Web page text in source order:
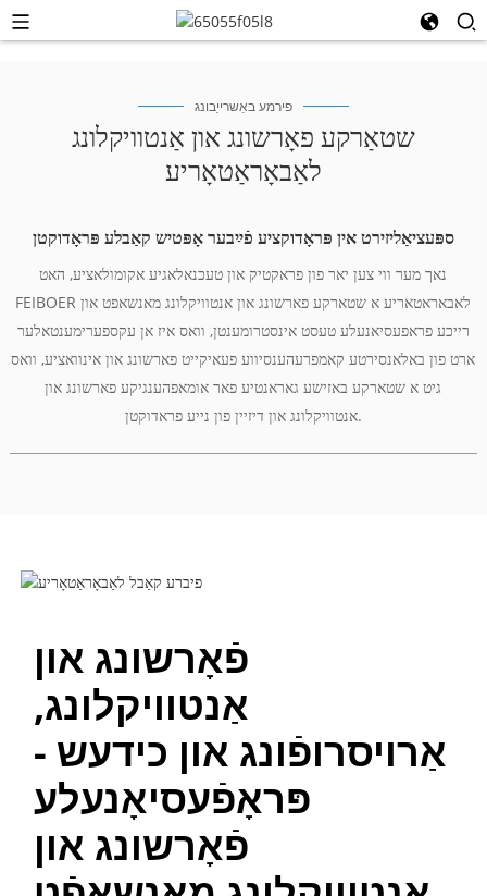
פירמע באַשרייַבונג
שטאַרקע פאָרשונג און אַנטוויקלונג
לאַבאָראַטאָריע
ספּעציאַליזירט אין פּראָדוקציע פֿײַבער אָפּטיש קאַבלע פּראָדוקטן
נאך מער ווי צען יאר פון פראקטיק און טעכנאלאגיע אקומולאציע, האט
FEIBOER לאבאראטאריע א שטארקע פארשונג און אנטוויקלונג מאנשאפט און
רייכע פראפעסיאנעלע טעסט אינסטרומענטן, וואס איז אן עקספערימענטאלער
ארט פון באלאנסירטע קאמפרעהענסיווע פעאיקייט פארשונג און אינוואציע, וואס
גיט א שטארקע באזישע גאראנטיע פאר אומאפהענגיקע פארשונג און
אנטוויקלונג און דיזיין פון נייע פראדוקטן.
פֿאָרשונג און
אַנטוויקלונג,
אַרויסרופֿונג און כידעש -
פּראָפֿעסיאָנעלע
פֿאָרשונג און